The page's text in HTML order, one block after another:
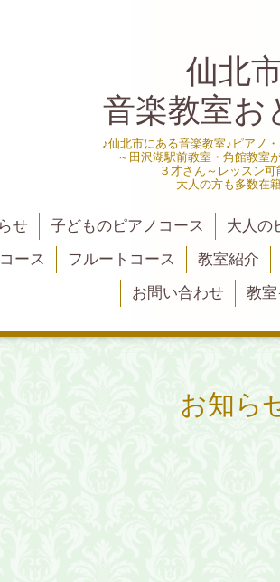
仙北
音楽教室お
♪仙北市にある音楽教室♪ピアノ
～田沢湖駅前教室・角館教室
３才さん～レッスン可
大人の方も多数在
せ 子どものピアノコース 大人の
ース
フルートコース 教室紹介
お問い合わせ
教室
お知ら